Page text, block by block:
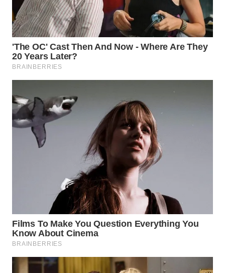
WN
KARAWANG
WN
BEKASI
BOGOR
WN
DEPOK
SAMOSIR
WN
LAWAS